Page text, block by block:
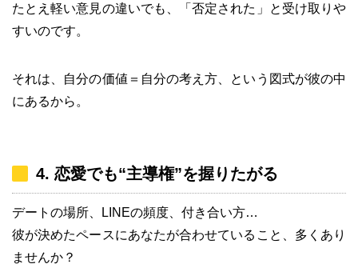
たとえ軽い意見の違いでも、「否定された」と受け取りや
すいのです。
それは、自分の価値＝自分の考え方、という図式が彼の中
にあるから。
4. 恋愛でも“主導権”を握りたがる
デートの場所、LINEの頻度、付き合い方…
彼が決めたペースにあなたが合わせていること、多くあり
ませんか？